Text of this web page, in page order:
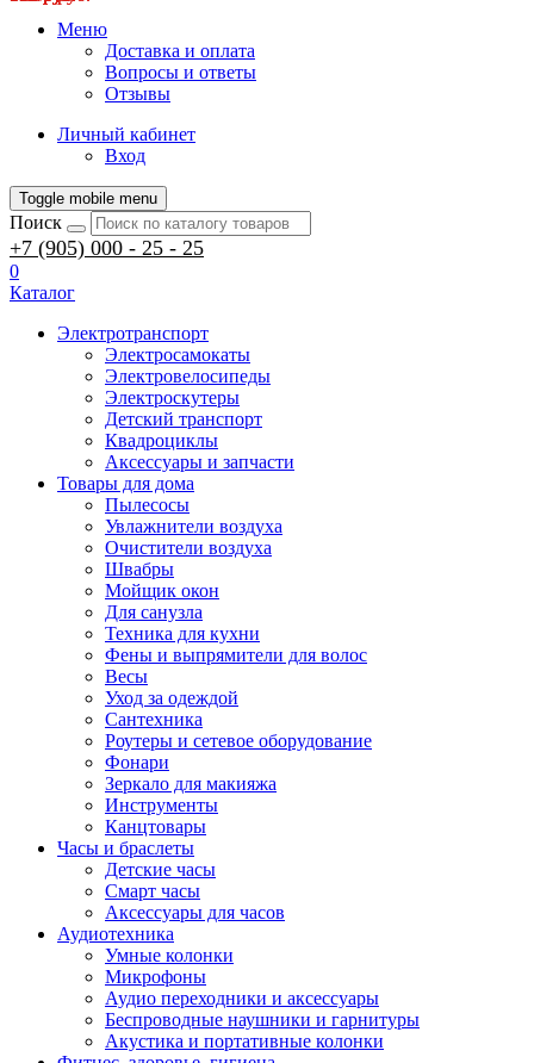
Меню
Доставка и оплата
Вопросы и ответы
Отзывы
Личный кабинет
Вход
Toggle mobile menu
Поиск
+7 (905) 000 - 25 - 25
0
Каталог
Электротранспорт
Электросамокаты
Электровелосипеды
Электроскутеры
Детский транспорт
Квадроциклы
Аксессуары и запчасти
Товары для дома
Пылесосы
Увлажнители воздуха
Очистители воздуха
Швабры
Мойщик окон
Для санузла
Техника для кухни
Фены и выпрямители для волос
Весы
Уход за одеждой
Сантехника
Роутеры и сетевое оборудование
Фонари
Зеркало для макияжа
Инструменты
Канцтовары
Часы и браслеты
Детские часы
Смарт часы
Аксессуары для часов
Аудиотехника
Умные колонки
Микрофоны
Аудио переходники и аксессуары
Беспроводные наушники и гарнитуры
Акустика и портативные колонки